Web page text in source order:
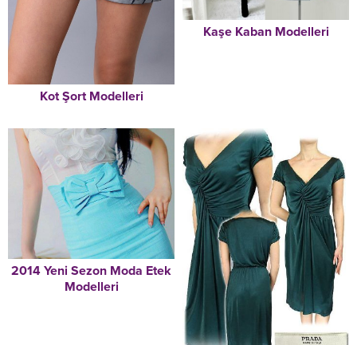
Kot Şort Modelleri
Kaşe Kaban Modelleri
2014 Yeni Sezon Moda Etek
Modelleri